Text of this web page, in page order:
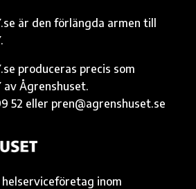
k p
är den förlängda armen till
produceras precis som
av Ågrenshuset.
52 eller pren@agrenshuset.se
inom